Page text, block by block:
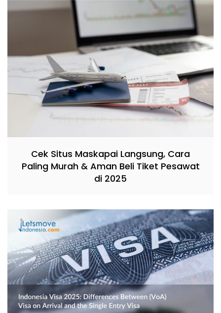
Cek Situs Maskapai Langsung, Cara
Paling Murah & Aman Beli Tiket Pesawat
di 2025